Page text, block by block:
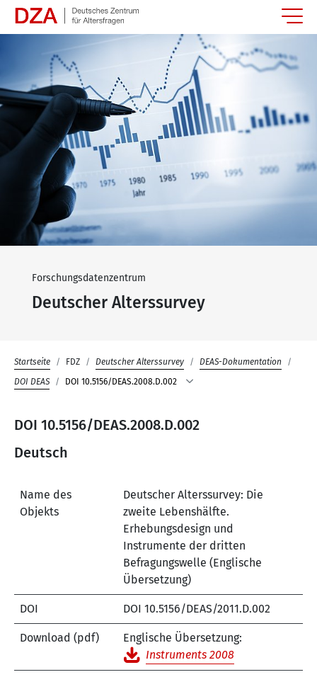
Springe zum Hauptinhalt
Forschungsdatenzentrum
Deutscher Alterssurvey
Startseite FDZ Deutscher Alterssurvey
DEAS-Dokumentation
DOI DEAS
DOI 10.5156/DEAS.2008.D.002
DOI 10.5156/DEAS.2008.D.002
Deutsch
Name des
Objekts
Deutscher Alterssurvey: Die
zweite Lebenshälfte.
Erhebungsdesign und
Instrumente der dritten
Befragungswelle (Englische
Übersetzung)
DOI DOI 10.5156/DEAS/2011.D.002
Download (pdf)
Englische Übersetzung:
Instruments 2008